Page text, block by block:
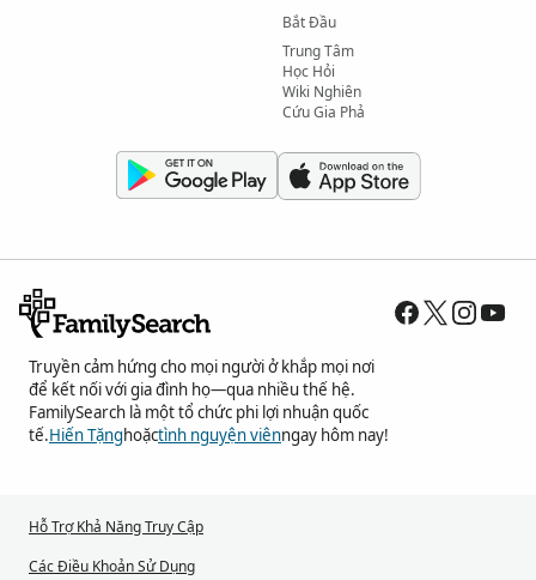
Bắt Đầu
Trung Tâm
Học Hỏi
Wiki Nghiên
Cứu Gia Phả
Truyền cảm hứng cho mọi người ở khắp mọi nơi
để kết nối với gia đình họ—qua nhiều thế hệ.
FamilySearch là một tổ chức phi lợi nhuận quốc
tế.Hiến Tặnghoặctình nguyện viênngay hôm nay!
Hỗ Trợ Khả Năng Truy Cập
Các Điều Khoản Sử Dụng